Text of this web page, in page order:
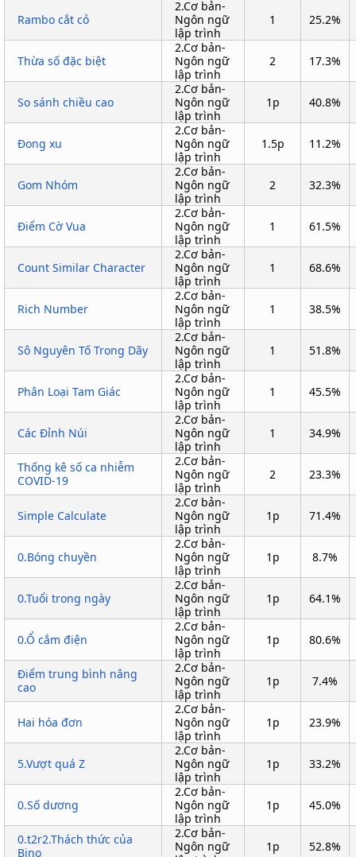
Rambo cắt cỏ
2.Cơ bản-
Ngôn ngữ
lập trình
1 25.2%
Thừa số đặc biệt
2.Cơ bản-
Ngôn ngữ
lập trình
2 17.3%
So sánh chiều cao
2.Cơ bản-
Ngôn ngữ
lập trình
1p 40.8%
Đong xu
2.Cơ bản-
Ngôn ngữ
lập trình
1.5p 11.2%
Gom Nhóm
2.Cơ bản-
Ngôn ngữ
lập trình
2 32.3%
Điểm Cờ Vua
2.Cơ bản-
Ngôn ngữ
lập trình
1 61.5%
Count Similar Character
2.Cơ bản-
Ngôn ngữ
lập trình
1 68.6%
Rich Number
2.Cơ bản-
Ngôn ngữ
lập trình
1 38.5%
Sô Nguyên Tố Trong Dãy
2.Cơ bản-
Ngôn ngữ
lập trình
1 51.8%
Phân Loại Tam Giác
2.Cơ bản-
Ngôn ngữ
lập trình
1 45.5%
Các Đỉnh Núi
2.Cơ bản-
Ngôn ngữ
lập trình
1 34.9%
Thống kê số ca nhiễm
COVID-19
2.Cơ bản-
Ngôn ngữ
lập trình
2 23.3%
Simple Calculate
2.Cơ bản-
Ngôn ngữ
lập trình
1p 71.4%
0.Bóng chuyền
2.Cơ bản-
Ngôn ngữ
lập trình
1p 8.7%
0.Tuổi trong ngày
2.Cơ bản-
Ngôn ngữ
lập trình
1p 64.1%
0.Ổ cắm điện
2.Cơ bản-
Ngôn ngữ
lập trình
1p 80.6%
Điểm trung bình nâng
cao
2.Cơ bản-
Ngôn ngữ
lập trình
1p 7.4%
Hai hóa đơn
2.Cơ bản-
Ngôn ngữ
lập trình
1p 23.9%
5.Vượt quá Z
2.Cơ bản-
Ngôn ngữ
lập trình
1p 33.2%
0.Số dương
2.Cơ bản-
Ngôn ngữ
lập trình
1p 45.0%
0.t2r2.Thách thức của
Bino
2.Cơ bản-
Ngôn ngữ
1p 52.8%